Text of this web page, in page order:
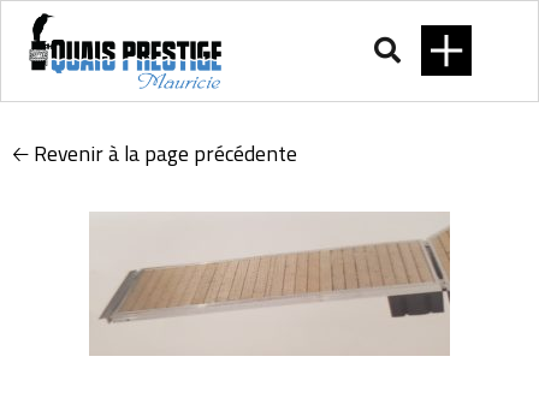
🡠 Revenir à la page précédente